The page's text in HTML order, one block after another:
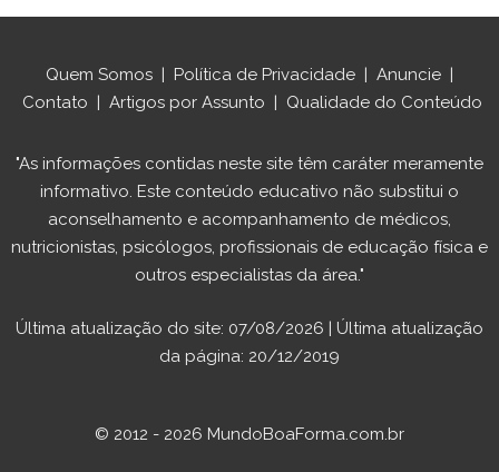
Quem Somos | Política de Privacidade | Anuncie |
Contato | Artigos por Assunto | Qualidade do Conteúdo
"As informações contidas neste site têm caráter meramente
informativo. Este conteúdo educativo não substitui o
aconselhamento e acompanhamento de médicos,
nutricionistas, psicólogos, profissionais de educação física e
outros especialistas da área."
Última atualização do site: 07/08/2026 | Última atualização
da página: 20/12/2019
© 2012 - 2026 MundoBoaForma.com.br